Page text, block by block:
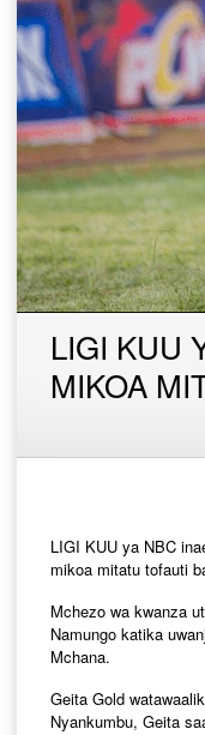
LIGI KUU
MIKOA
LIGI KUU ya NBC
mikoa mitatu tofauti
Mchezo wa kwanza
Namungo katika
Mchana.
Geita Gold
Nyankumbu, Geita